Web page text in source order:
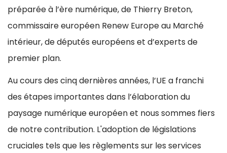
préparée à l’ère numérique, de Thierry Breton,
commissaire européen Renew Europe au Marché
intérieur, de députés européens et d’experts de
premier plan.
Au cours des cinq dernières années, l’UE a franchi
des étapes importantes dans l’élaboration du
paysage numérique européen et nous sommes fiers
de notre contribution. L'adoption de législations
cruciales tels que les règlements sur les services